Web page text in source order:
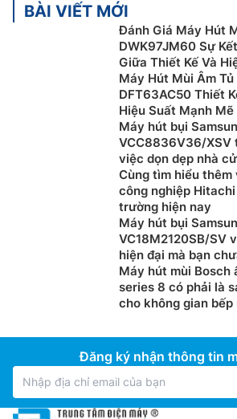
BÀI VIẾT MỚI
Đánh Giá Máy Hút
DWK97JM60 Sự
Giữa Thiết Kế Và
Máy Hút Mùi Âm Tủ
DFT63AC50 Thiết
Hiệu Suất Mạnh Mẽ
Máy hút bụi
VCC8836V36/XSV
việc dọn dẹp nhà
Cùng tìm hiểu thêm
công nghiệp
trường hiện nay
Máy hút bụi
VC18M2120SB/SV
hiện đại mà bạn
Máy hút mùi Bosch
series 8 có phải là
cho không gian bếp
Đăng ký nhận thông tin